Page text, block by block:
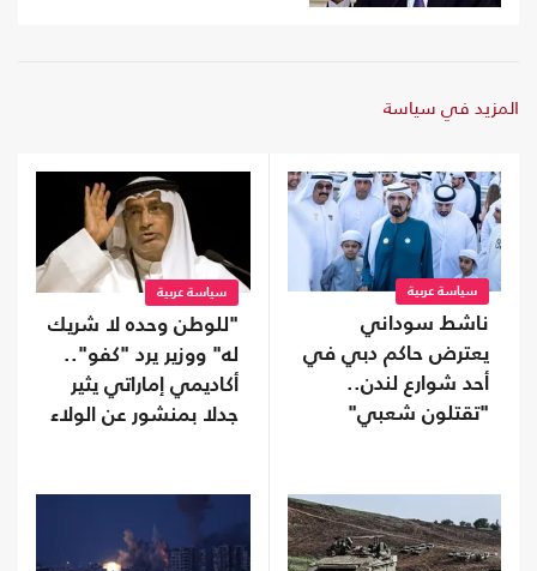
المزيد في سياسة
سياسة عربية
ناشط سوداني
يعترض حاكم دبي في
أحد شوارع لندن..
"تقتلون شعبي"
سياسة عربية
"للوطن وحده لا شريك
له" ووزير يرد "كفو"..
أكاديمي إماراتي يثير
جدلا بمنشور عن الولاء